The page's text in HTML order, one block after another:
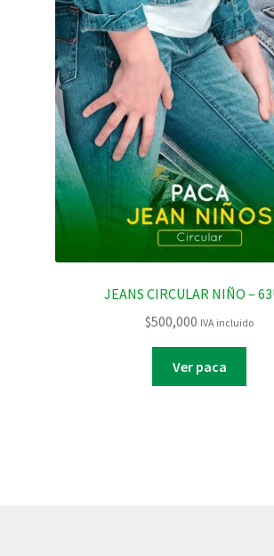
JEANS CIRCULAR NIÑO –
$500,000 IVA incluido
Ver paca